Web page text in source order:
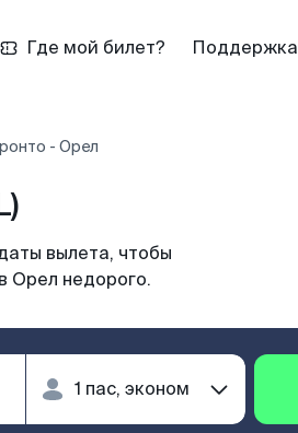
Где мой билет? Поддержка
- Орел
вылета, чтобы
Орел недорого.